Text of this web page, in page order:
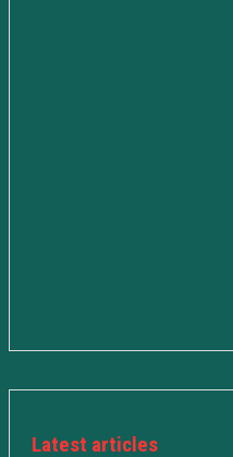
Latest articles